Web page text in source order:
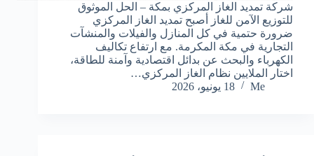
شركة تمديد الغاز المركزي بمكة – الحل الموثوق
للتوزيع الآمن للغاز أصبح تمديد الغاز المركزي
ضرورة حتمية في كل المنازل والفيلات والمنشآت
التجارية في مكة المكرمة. مع ارتفاع تكاليف
الكهرباء والبحث عن بدائل اقتصادية وآمنة للطاقة،
اختار الملايين نظام الغاز المركزي…
Me
18 يونيو، 2026